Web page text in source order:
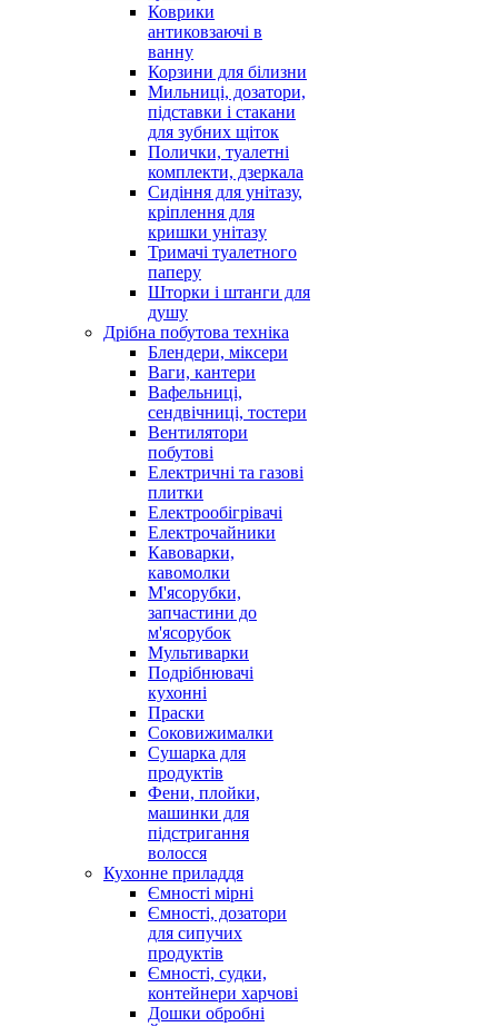
Коврики
антиковзаючі в
ванну
Корзини для білизни
Мильниці, дозатори,
підставки і стакани
для зубних щіток
Полички, туалетні
комплекти, дзеркала
Сидіння для унітазу,
кріплення для
кришки унітазу
Тримачі туалетного
паперу
Шторки і штанги для
душу
Дрібна побутова техніка
Блендери, міксери
Ваги, кантери
Вафельниці,
сендвічниці, тостери
Вентилятори
побутові
Електричні та газові
плитки
Електрообігрівачі
Електрочайники
Кавоварки,
кавомолки
М'ясорубки,
запчастини до
м'ясорубок
Мультиварки
Подрібнювачі
кухонні
Праски
Соковижималки
Сушарка для
продуктів
Фени, плойки,
машинки для
підстригання
волосся
Кухонне приладдя
Ємності мірні
Ємності, дозатори
для сипучих
продуктів
Ємності, судки,
контейнери харчові
Дошки обробні